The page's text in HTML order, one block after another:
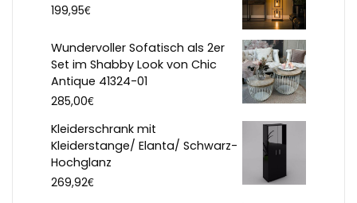
199,95€
Wundervoller Sofatisch als 2er
Set im Shabby Look von Chic
Antique 41324-01
285,00€
Kleiderschrank mit
Kleiderstange/ Elanta/ Schwarz-
Hochglanz
269,92€